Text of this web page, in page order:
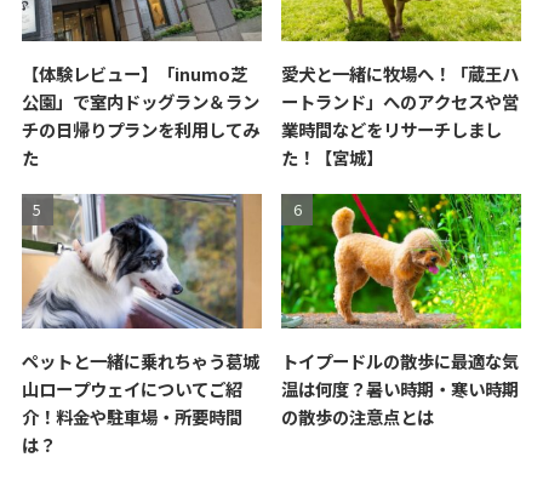
【体験レビュー】「inumo芝
公園」で室内ドッグラン＆ラン
チの日帰りプランを利用してみ
た
愛犬と一緒に牧場へ！「蔵王ハ
ートランド」へのアクセスや営
業時間などをリサーチしまし
た！【宮城】
ペットと一緒に乗れちゃう葛城
山ロープウェイについてご紹
介！料金や駐車場・所要時間
は？
トイプードルの散歩に最適な気
温は何度？暑い時期・寒い時期
の散歩の注意点とは